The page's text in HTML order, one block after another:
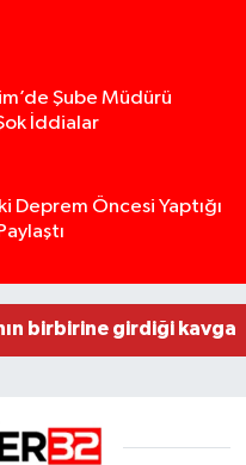
Şube Müdürü
İddialar
Deprem Öncesi Yaptığı
Saatlerdir Haber
kadın evinde ölü
silahlı kavgada
OTOMOBİL GÜL